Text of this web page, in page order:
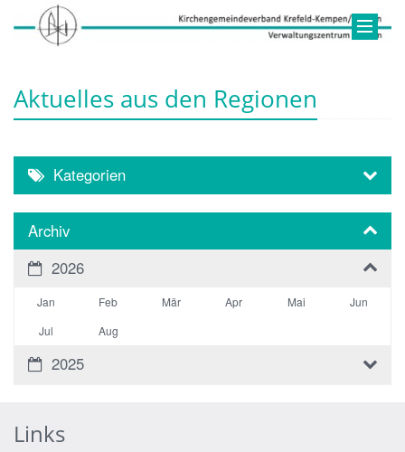
Aktuelles aus den Regionen
Kategorien
Archiv
2026
Jan Feb Mär Apr Mai
Jun
Jul
Aug
2025
Links